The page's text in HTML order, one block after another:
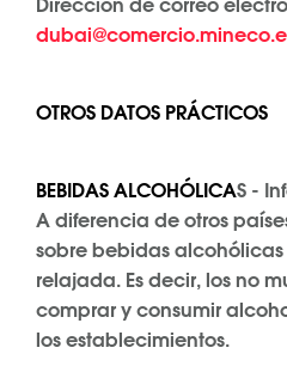
OTROS DATOS PRÁCTICOS
BEBIDAS ALCOHÓLICAS -
A diferencia de otros
sobre bebidas alcohólicas
relajada. Es decir, los no
comprar y consumir
los establecimientos.